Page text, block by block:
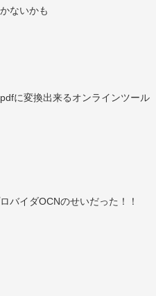
ないかも
に変換出来るオンラインツール
バイダOCNのせいだった！！